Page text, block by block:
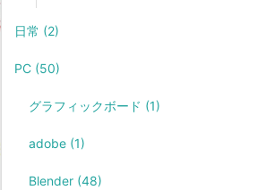
日常 (2)
PC (50)
グラフィックボード (1)
adobe (1)
Blender (48)